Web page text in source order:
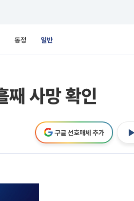
동정 일반
째 사망 확인
구글 선호매체 추가